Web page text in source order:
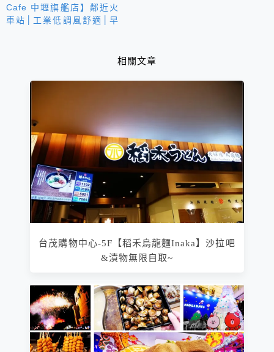
Cafe 中壢旗艦店】鄰近火
車站│工業低調風舒適│早
相關文章
台茂購物中心-5F【稻禾烏龍麵Inaka】沙拉吧
&漬物無限自取~